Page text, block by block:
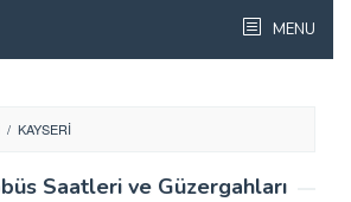
MENU
/ KAYSERI
Saatleri ve Güzergahları